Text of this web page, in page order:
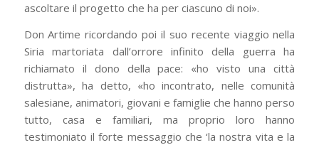
ascoltare il progetto che ha per ciascuno di noi».
Don Artime ricordando poi il suo recente viaggio nella
Siria martoriata dall’orrore infinito della guerra ha
richiamato il dono della pace: «ho visto una città
distrutta», ha detto, «ho incontrato, nelle comunità
salesiane, animatori, giovani e famiglie che hanno perso
tutto, casa e familiari, ma proprio loro hanno
testimoniato il forte messaggio che ‘la nostra vita e la